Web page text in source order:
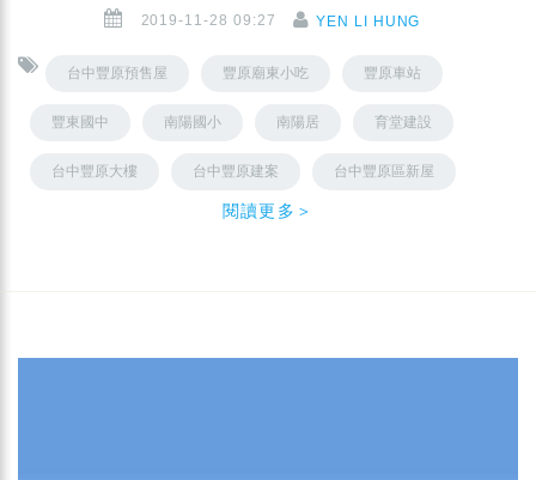
2019-11-28 09:27 YEN LI HUNG
台中豐原預售屋 豐原廟東小吃 豐原車站
豐東國中 南陽國小 南陽居 育堂建設
台中豐原大樓 台中豐原建案 台中豐原區新屋
閱讀更多＞